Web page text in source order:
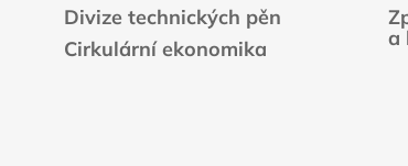
Divize technických pěn
Cirkulární ekonomika
a